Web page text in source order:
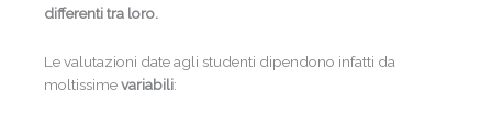
differenti tra loro.
Le valutazioni date agli studenti dipendono infatti da
moltissimevariabili: